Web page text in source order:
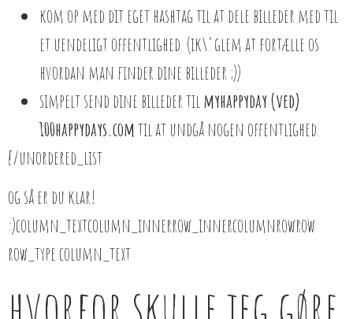
kom op med dit eget hashtag til at dele billeder med til
et uendeligt offentlighed. (ik\’ glem at fortælle os
hvordan man finder dine billeder ;))
simpelt send dine billeder til myhappyday (ved)
100happydays.comtil at undgå nogen offentlighed.
[/unordered_list
og så er du klar!
:)column_textcolumn_innerrow_innercolumnrowrow
row_type column_text